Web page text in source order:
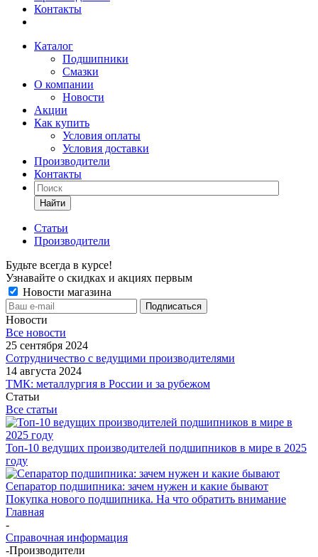
Контакты
Каталог
Подшипники
Смазки
О компании
Новости
Акции
Как купить
Условия оплаты
Условия доставки
Производители
Контакты
Найти
Статьи
Производители
Будьте всегда в курсе!
Узнавайте о скидках и акциях первым
Новости магазина
Новости
Все новости
25 сентября 2024
Сотрудничество с ведущими производителями
14 августа 2024
ТМК: металлургия в России и за рубежом
Статьи
Все статьи
Топ-10 ведущих производителей подшипников в мире в 2025
году
Сепаратор подшипника: зачем нужен и какие бывают
Покупка нового подшипника. На что обратить внимание
Главная
-
Справочная информация
-Производители